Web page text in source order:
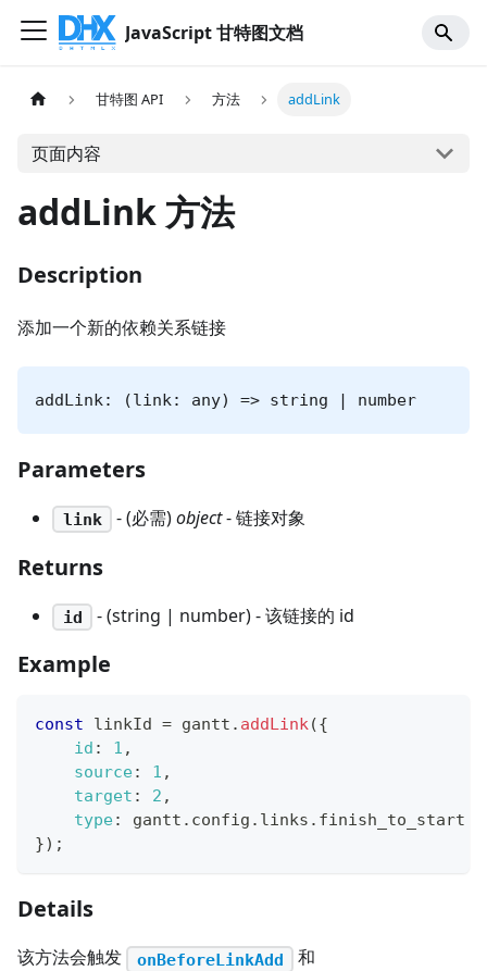
JavaScript 甘特图文档
甘特图 API 方法 addLink
页面内容
addLink 方法
Description
添加一个新的依赖关系链接
addLink: (link: any) => string | number
Parameters
link - (必需)object- 链接对象
Returns
id - (string | number) - 该链接的 id
Example
const linkId = gantt . addLink({
id : 1 ,
source: 1 ,
target : 2 ,
type: gantt . config . links . finish_to_start
}) ;
Details
该方法会触发 onBeforeLinkAdd 和